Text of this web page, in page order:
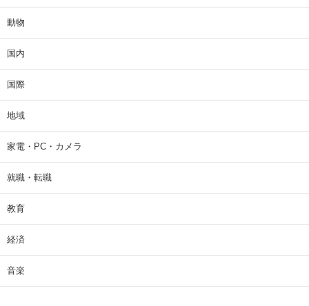
動物
国内
国際
地域
家電・PC・カメラ
就職・転職
教育
経済
音楽